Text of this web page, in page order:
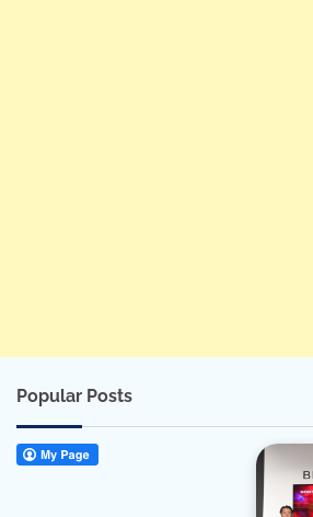
Popular Posts